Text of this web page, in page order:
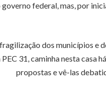
federal, mas, por
dos municípios
31, caminha nesta casa
propostas e vê-las